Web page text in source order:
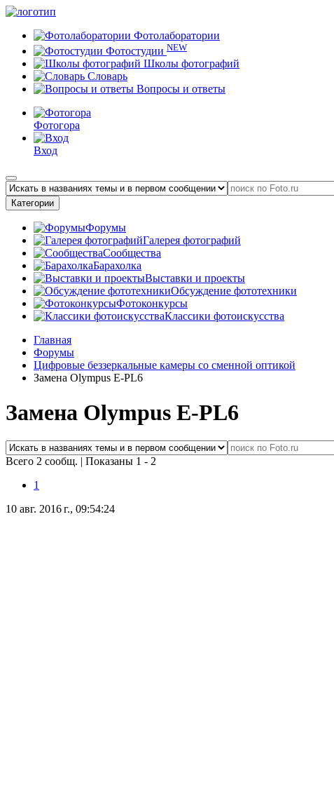
Фотолаборатории
Фотостудии NEW
Школы фотографий
Словарь
Вопросы и ответы
Фотогора
Вход
Категории
Форумы
Галерея фотографий
Сообщества
Барахолка
Выставки и проекты
Обсуждение фототехники
Фотоконкурсы
Классики фотоискусства
Главная
Форумы
Цифровые беззеркальные камеры со сменной оптикой
Замена Olympus E-PL6
Замена Olympus E-PL6
Всего 2 сообщ. | Показаны 1 - 2
1
10 авг. 2016 г., 09:54:24